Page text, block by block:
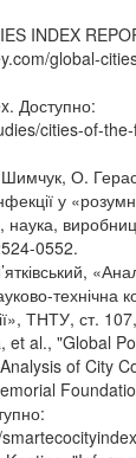
INDEX
Доступно:
cities-of-
О.
у
наука,
0552.
технічна
ТНТУ, ст.
et al., "Global
of City